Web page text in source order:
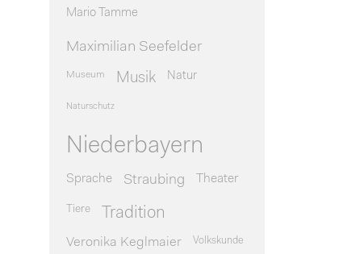
Mario Tamme
Maximilian Seefelder
Museum Musik Natur
Naturschutz
Niederbayern
Sprache Straubing Theater
Tiere Tradition
Veronika Keglmaier Volkskunde